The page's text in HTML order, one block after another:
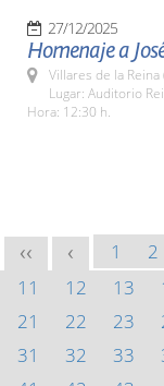
27/12/2025
Homenaje a
Villares de la Reina
Lugar: Auditorio
Hora: 12:30 h.
<< < 1 2
11
12 13
21
22 23
31
32 33